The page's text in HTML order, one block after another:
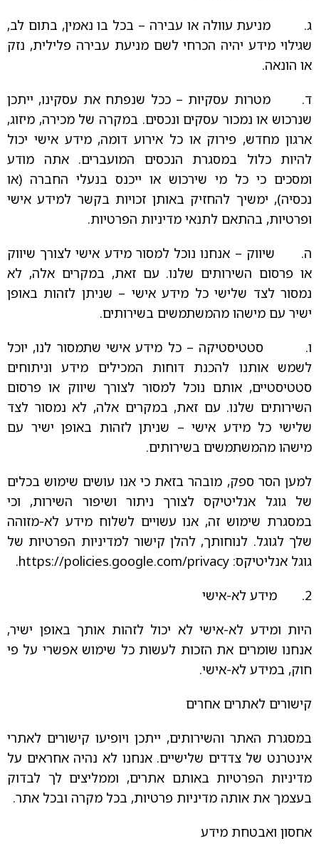
ג. מניעת עוולה או עבירה – בכל בו נאמין, בתום לב,
שגילוי מידע יהיה הכרחי לשם מניעת עבירה פלילית, נזק
או הונאה.
ד. מטרות עסקיות – ככל שנפתח את עסקינו, ייתכן
שנרכוש או נמכור עסקים ונכסים. במקרה של מכירה, מיזוג,
ארגון מחדש, פירוק או כל אירוע דומה, מידע אישי יכול
להיות כלול במסגרת הנכסים המועברים. אתה מודע
ומסכים כי כל מי שירכוש או ייכנס בנעלי החברה (או
נכסיה), ימשיך להחזיק באותן זכויות בקשר למידע אישי
ופרטיות, בהתאם לתנאי מדיניות הפרטיות.
ה. שיווק – אנחנו נוכל למסור מידע אישי לצורך שיווק
או פרסום השירותים שלנו. עם זאת, במקרים אלה, לא
נמסור לצד שלישי כל מידע אישי – שניתן לזהות באופן
ישיר עם מישהו מהמשתמשים בשירותים.
ו. סטטיסטיקה – כל מידע אישי שתמסור לנו, יוכל
לשמש אותנו להכנת דוחות המכילים מידע וניתוחים
סטטיסטיים, אותם נוכל למסור לצורך שיווק או פרסום
השירותים שלנו. עם זאת, במקרים אלה, לא נמסור לצד
שלישי כל מידע אישי – שניתן לזהות באופן ישיר עם
מישהו מהמשתמשים בשירותים.
למען הסר ספק, מובהר בזאת כי אנו עושים שימוש בכלים
של גוגל אנליטיקס לצורך ניתור ושיפור השירות, וכי
במסגרת שימוש זה, אנו עשויים לשלוח מידע לא-מזוהה
שלך לגוגל. לנוחותך, להלן קישור למדיניות הפרטיות של
גוגל אנליטיקס: https://policies.google.com/privacy.
2. מידע לא-אישי
היות ומידע לא-אישי לא יכול לזהות אותך באופן ישיר,
אנחנו שומרים את הזכות לעשות כל שימוש אפשרי על פי
חוק, במידע לא-אישי.
קישורים לאתרים אחרים
במסגרת האתר והשירותים, ייתכן ויופיעו קישורים לאתרי
אינטרנט של צדדים שלישיים. אנחנו לא נהיה אחראים על
מדיניות הפרטיות באותם אתרים, וממליצים לך לבדוק
בעצמך את אותה מדיניות פרטיות, בכל מקרה ובכל אתר.
אחסון ואבטחת מידע